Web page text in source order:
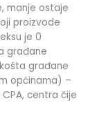
manje ostaje
proizvode
je 0
građane
građane
općinama) –
centra čije